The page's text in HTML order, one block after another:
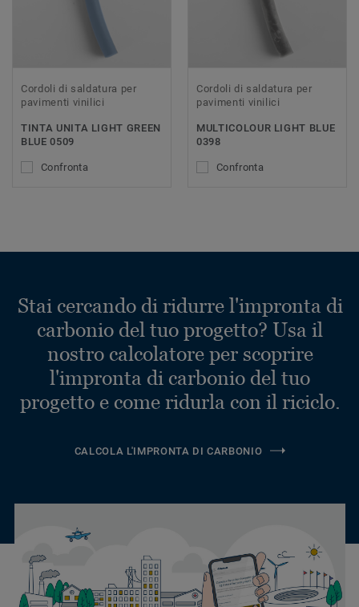
Cordoli di saldatura per
pavimenti vinilici
TINTA UNITA LIGHT GREEN
BLUE 0509
Confronta
Cordoli di saldatura per
pavimenti vinilici
MULTICOLOUR LIGHT BLUE
0398
Confronta
Stai cercando di ridurre l'impronta di
carbonio del tuo progetto? Usa il
nostro calcolatore per scoprire
l'impronta di carbonio del tuo
progetto e come ridurla con il riciclo.
CALCOLA L'IMPRONTA DI CARBONIO